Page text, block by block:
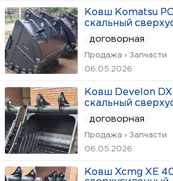
Ковш Komatsu
скальный
договорная
Продажа › Запчасти
06.05.2026
Ковш Develon
скальный
договорная
Продажа › Запчасти
06.05.2026
Ковш Xcmg XE